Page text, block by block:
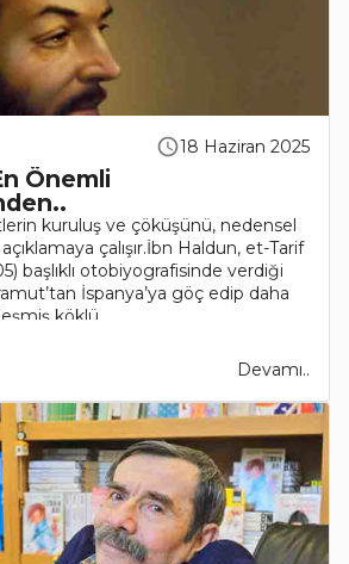
18 Haziran 2025
Önemli
kuruluş ve çöküşünü, nedensel
çalışır.İbn Haldun, et-Tarif
başlıklı otobiyografisinde verdiği
İspanya’ya göç edip daha
köklü..
Devamı..